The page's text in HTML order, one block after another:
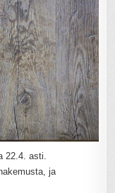
22.4. asti.
ja